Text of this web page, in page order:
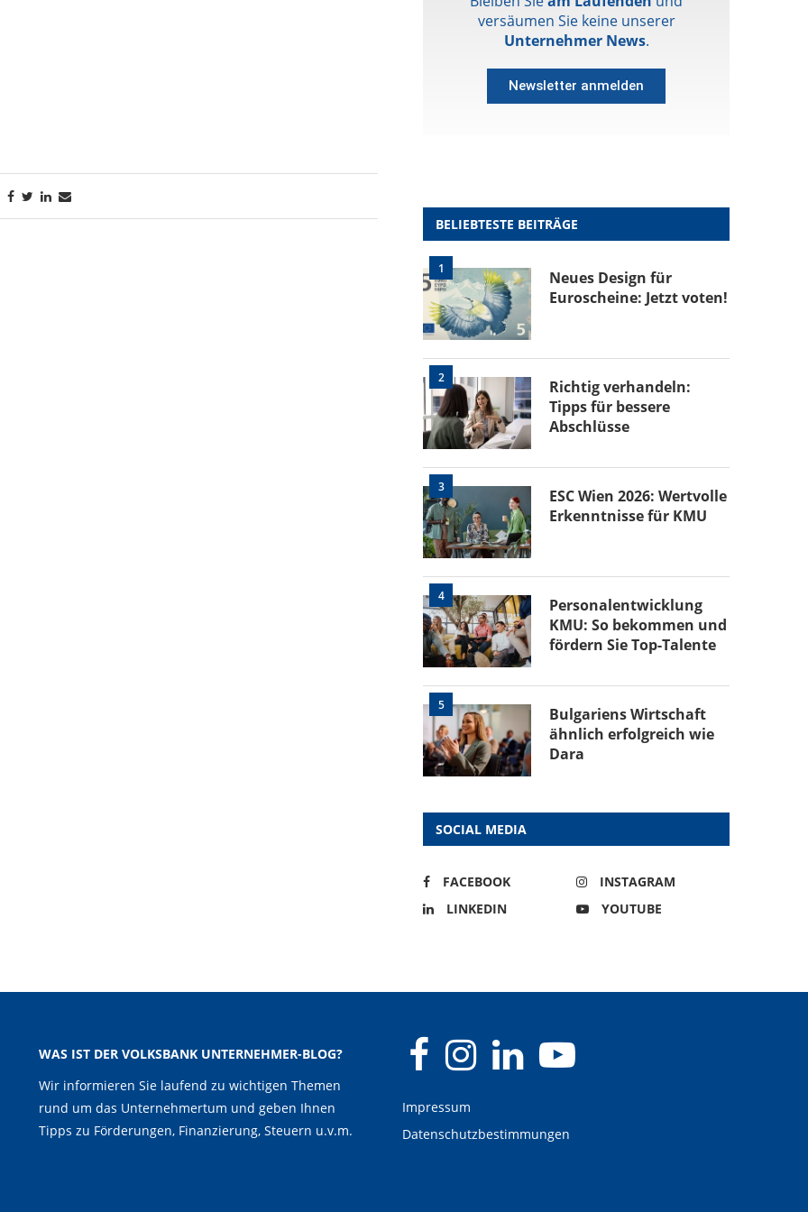
versäumen Sie keine unserer
Unternehmer News.
Newsletter anmelden
BELIEBTESTE BEITRÄGE
1
Neues Design für
Euroscheine: Jetzt voten!
2
Richtig verhandeln:
Tipps für bessere
Abschlüsse
3
ESC Wien 2026: Wertvolle
Erkenntnisse für KMU
4
Personalentwicklung
KMU: So bekommen und
fördern Sie Top-Talente
5
Bulgariens Wirtschaft
ähnlich erfolgreich wie
Dara
SOCIAL MEDIA
FACEBOOK
INSTAGRAM
LINKEDIN
YOUTUBE
WAS IST DER VOLKSBANK UNTERNEHMER-BLOG?
Wir informieren Sie laufend zu wichtigen Themen
rund um das Unternehmertum und geben Ihnen
Tipps zu Förderungen, Finanzierung, Steuern u.v.m.
Impressum
Datenschutzbestimmungen